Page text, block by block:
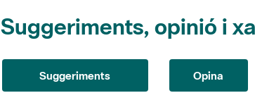
Suggeriments, opinió i
Suggeriments Opina